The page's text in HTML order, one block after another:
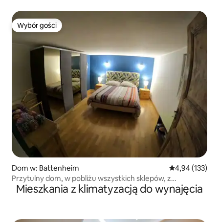
Wybór gości
Wybór gości
Dom w: Battenheim Średnia
4,94 (133)
Przytulny dom, w pobliżu wszystkich sklepów, z
bezpłatnym parkingiem przed domem. 10 minut od
Mulhouse, 1 godzina od Strasburga.
Mieszkania z klimatyzacją do wynajęcia